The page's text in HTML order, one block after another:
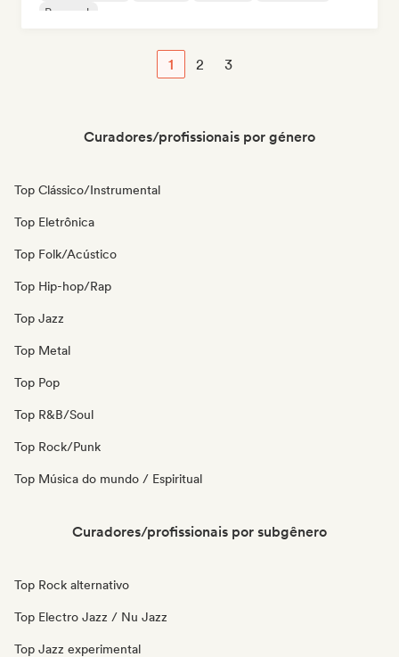
Pop rock
1 2 3
Curadores/profissionais por género
Top Clássico/Instrumental
Top Eletrônica
Top Folk/Acústico
Top Hip-hop/Rap
Top Jazz
Top Metal
Top Pop
Top R&B/Soul
Top Rock/Punk
Top Música do mundo / Espiritual
Curadores/profissionais por subgênero
Top Rock alternativo
Top Electro Jazz / Nu Jazz
Top Jazz experimental